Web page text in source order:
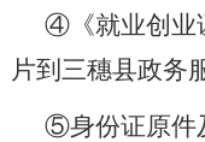
④《就业创业
片到三穗县政务
⑤身份证原件